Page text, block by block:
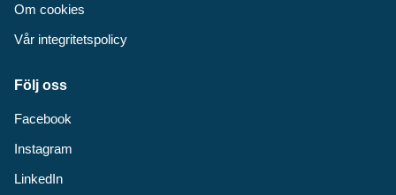
Om cookies
Vår integritetspolicy
Följ oss
Facebook
Instagram
LinkedIn